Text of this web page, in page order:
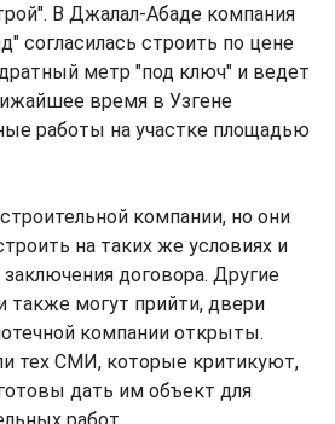
В Джалал-Абаде компания
согласилась строить по цене
метр "под ключ" и ведет
время в Узгене
работы на участке площадью
компании, но они
на таких же условиях и
заключения договора. Другие
могут прийти, двери
компании открыты.
тех СМИ, которые критикуют,
дать им объект для